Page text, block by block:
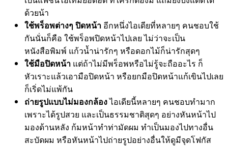
ด้วยน้า
ใช้พร็อพต่างๆ ปิดหน้า อีกหนึ่งไอเดียที่หลายๆ คนชอบใช้
กันนั่นก็คือ ใช้พร็อพปิดหน้าไปเลย ไม่ว่าจะเป็น
หนังสือพิมพ์ แก้วน้ำน่ารักๆ หรือดอกไม้ก็น่ารักสุดๆ
ใช้มือปิดหน้า แต่ถ้าไม่มีพร็อพหรือไม่รู้จะถืออะไร ก็
หัวเราะแล้วเอามือปิดหน้า หรือยกมือปิดหน้าแก้เขินไปเลย
ก็เริ่ดไม่แพ้กัน
ถ่ายรูปแบบไม่มองกล้องไอเดียนี้หลายๆ คนชอบทำมาก
เพราะได้รูปสวย และเป็นธรรมชาติสุดๆ อย่างหันหน้าไป
มองด้านหลัง ก้มหน้าทำท่ามัดผม ทำเป็นมองไปทางอื่น
สะบัดผม หรือหันหน้าไปถ่ายรูปอย่างอื่นให้ดูมีจุดโฟกัส